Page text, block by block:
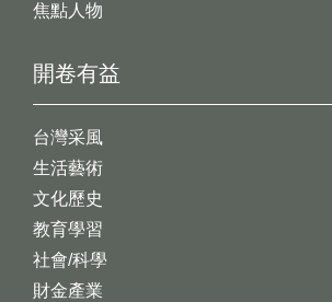
開卷有益
台灣采風
生活藝術
文化歷史
教育學習
社會/科學
財金產業
焦點人物